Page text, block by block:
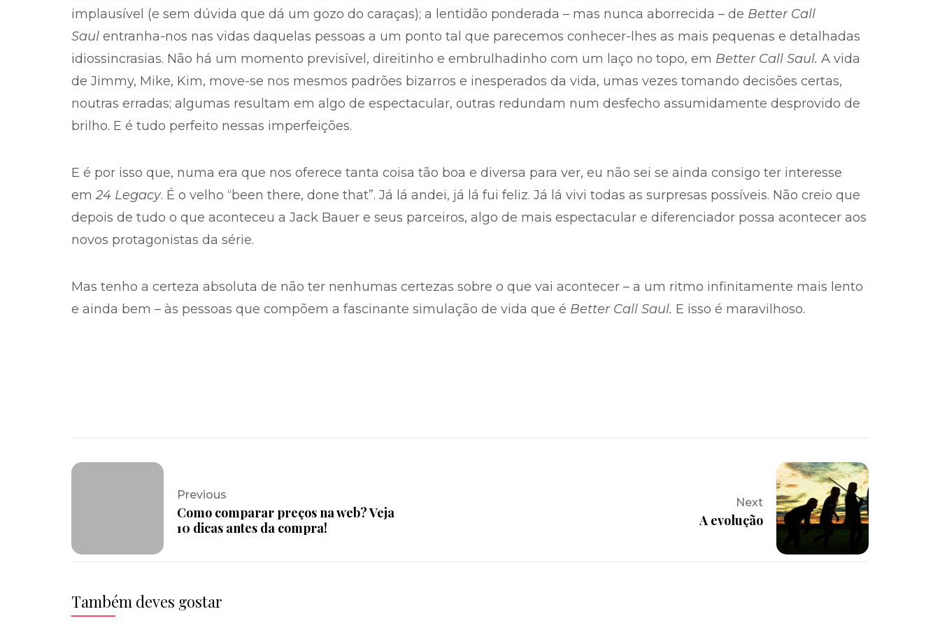
implausível (e sem dúvida que dá um gozo do caraças); a lentidão ponderada – mas nunca aborrecida – de Better Call
Saul entranha-nos nas vidas daquelas pessoas a um ponto tal que parecemos conhecer-lhes as mais pequenas e detalhadas
idiossincrasias. Não há um momento previsível, direitinho e embrulhadinho com um laço no topo, em Better Call Saul. A vida
de Jimmy, Mike, Kim, move-se nos mesmos padrões bizarros e inesperados da vida, umas vezes tomando decisões certas,
noutras erradas; algumas resultam em algo de espectacular, outras redundam num desfecho assumidamente desprovido de
brilho. E é tudo perfeito nessas imperfeições.
E é por isso que, numa era que nos oferece tanta coisa tão boa e diversa para ver, eu não sei se ainda consigo ter interesse
em24 Legacy. É o velho “been there, done that”. Já lá andei, já lá fui feliz. Já lá vivi todas as surpresas possíveis. Não creio que
depois de tudo o que aconteceu a Jack Bauer e seus parceiros, algo de mais espectacular e diferenciador possa acontecer aos
novos protagonistas da série.
Mas tenho a certeza absoluta de não ter nenhumas certezas sobre o que vai acontecer – a um ritmo infinitamente mais lento
e ainda bem – às pessoas que compõem a fascinante simulação de vida que é Better Call Saul. E isso é maravilhoso.
Previous
Como comparar preços na web? Veja
10 dicas antes da compra!
Next
A evolução
Também deves gostar